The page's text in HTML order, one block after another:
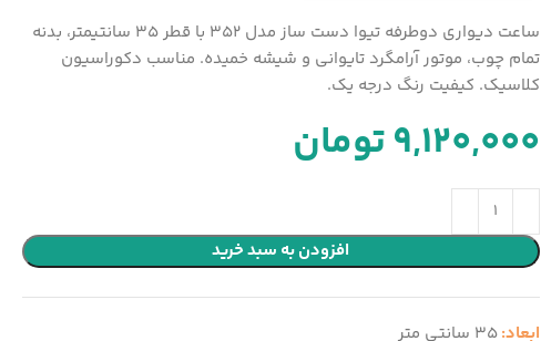
ساعت دیواری دوطرفه تیوا دست ساز مدل 352 با قطر 35 سانتیمتر، بدنه
تمام چوب، موتور آرامگرد تایوانی و شیشه خمیده. مناسب دکوراسیون
کلاسیک. کیفیت رنگ درجه یک.
9,120,000تومان
افزودن به سبد خرید
ابعاد:35 سانتی متر